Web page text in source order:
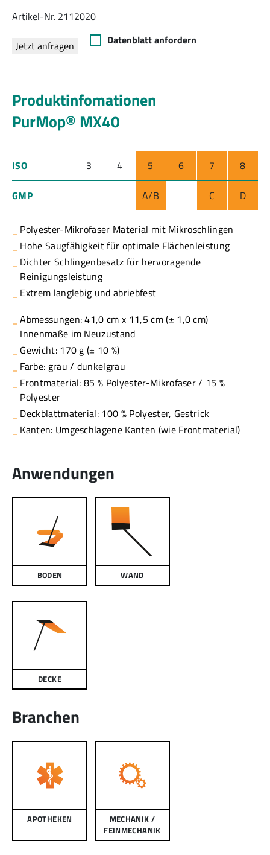
Artikel-Nr. 2112020
Jetzt anfragen Datenblatt anfordern
Produktinfomationen
PurMop® MX40
ISO 3 4 5 6 7 8
GMP A/B C D
Polyester-Mikrofaser Material mit Mikroschlingen
Hohe Saugfähigkeit für optimale Flächenleistung
Dichter Schlingenbesatz für hervoragende
Reinigungsleistung
Extrem langlebig und abriebfest
Abmessungen: 41,0 cm x 11,5 cm (± 1,0 cm)
Innenmaße im Neuzustand
Gewicht: 170 g (± 10 %)
Farbe: grau / dunkelgrau
Frontmaterial: 85 % Polyester-Mikrofaser / 15 %
Polyester
Deckblattmaterial: 100 % Polyester, Gestrick
Kanten: Umgeschlagene Kanten (wie Frontmaterial)
Anwendungen
BODEN WAND
DECKE
Branchen
APOTHEKEN
MECHANIK /
FEINMECHANIK